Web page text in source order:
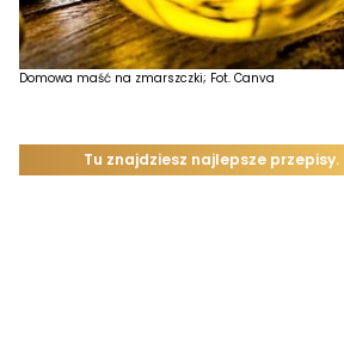
Domowa maść na zmarszczki; Fot. Canva